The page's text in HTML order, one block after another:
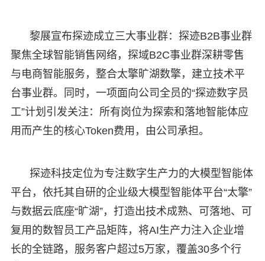
黎展宣布探迹成立三大事业群：探迹B2B事业群
聚焦全球智能销售网络，探域B2C事业群深耕零售
与电商智能服务，整合太擎旷湖数擎，建立技术平
台事业群。同时，一项面向公司全员的“探迹数字员
工”计划引发关注：所有岗位为探索和落地智能体应
用而产生的核心Token费用，由公司承担。
探迹科技定位为专注数字生产力的大模型智能体
平台，依托其自研的企业级大模型智能体平台“太擎”
与数据云底座“旷湖”，打造出技术成熟、可落地、可
复用的数智员工产品矩阵，将AI生产力注入企业增
长的全链路，服务客户超过5万家，覆盖30多个行